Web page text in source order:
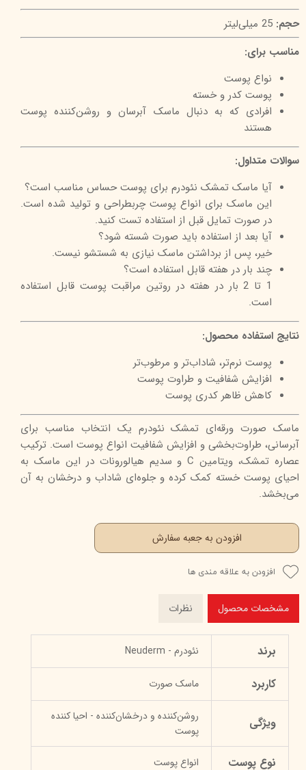
حجم:
مناسب برای:
نواع پوست
پوست کدر و خسته
افرادی که به دنبال ماسک آبرسان و روشن‌کننده پوست
هستند
سوالات متداول:
آیا ماسک تمشک نئودرم برای پوست حساس مناسب است؟
این ماسک برای انواع پوست چربطراحی و تولید شده است.
در صورت تمایل قبل از استفاده تست کنید.
آیا بعد از استفاده باید صورت شسته شود؟
خیر، پس از برداشتن ماسک نیازی به شستشو نیست.
چند بار در هفته قابل استفاده است؟
1 تا 2 بار در هفته در روتین مراقبت پوست قابل استفاده
است.
نتایج استفاده محصول:
پوست نرم‌تر، شاداب‌تر و مرطوب‌تر
افزایش شفافیت و طراوت پوست
کاهش ظاهر کدری پوست
ماسک صورت ورقه‌ای تمشک نئودرم یک انتخاب مناسب برای
آبرسانی، طراوت‌بخشی و افزایش شفافیت انواع پوست است. ترکیب
عصاره تمشک، ویتامین C و سدیم هیالورونات در این ماسک به
احیای پوست خسته کمک کرده و جلوه‌ای شاداب و درخشان به آن
می‌بخشد.
افزودن به جعبه سفارش
افزودن به علاقه مندی ها
مشخصات محصول نظرات
برند نئودرم - Neuderm
کاربرد ماسک صورت
ویژگی
روشن‌کننده و درخشان‌کننده - احیا کننده
پوست
نوع پوست انواع پوست